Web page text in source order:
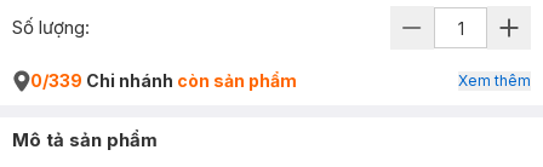
Số lượng:
0/339 Chi nhánh còn sản phẩm Xem thêm
Mô tả sản phẩm